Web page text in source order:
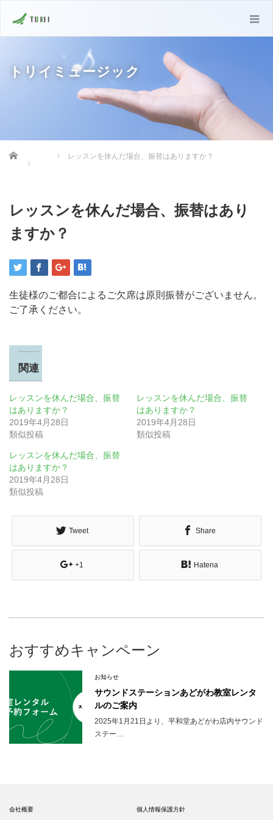
トリイミュージック
Home レッスンを休んだ場合、振替はありますか？
レッスンを休んだ場合、振替はあり
ますか？
生徒様のご都合によるご欠席は原則振替がございません。
ご了承ください。
関連
レッスンを休んだ場合、振替
はありますか？
2019年4月28日
類似投稿
レッスンを休んだ場合、振替
はありますか？
2019年4月28日
類似投稿
レッスンを休んだ場合、振替
はありますか？
2019年4月28日
類似投稿
Tweet Share
+1 Hatena
おすすめキャンペーン
お知らせ
サウンドステーションあどがわ教室レンタ
ルのご案内
2025年1月21日より、平和堂あどがわ店内サウンド
ステー…
会社概要 個人情報保護方針